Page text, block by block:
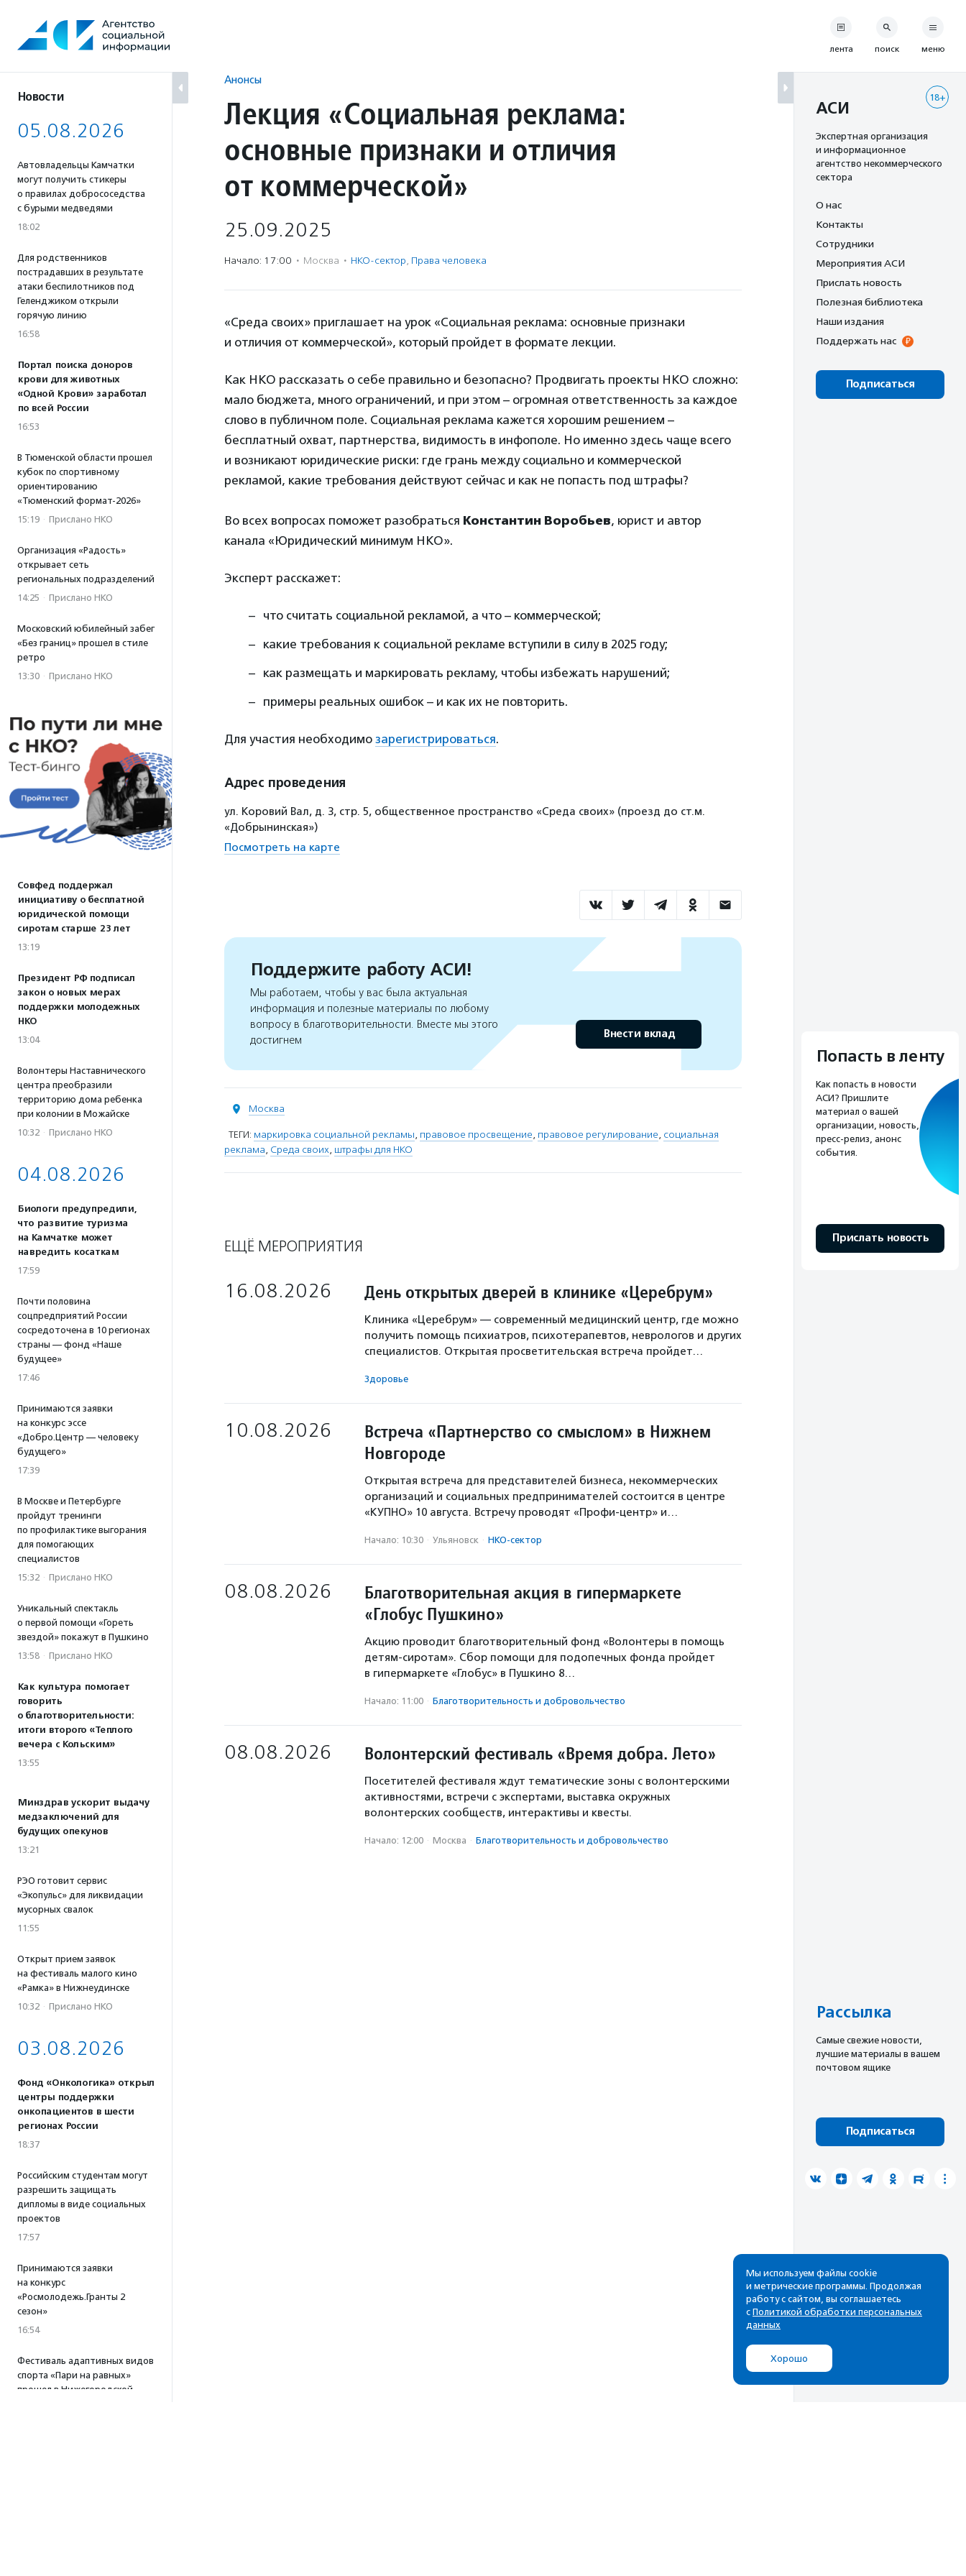
содержанию
Новости
05.08.2026
Автовладельцы Камчатки
могут получить стикеры
о правилах добрососедства
с бурыми медведями
18:02
Для родственников
пострадавших в результате
атаки беспилотников под
Геленджиком открыли
горячую линию
16:58
Портал поиска доноров
крови для животных
«Одной Крови» заработал
по всей России
16:53
В Тюменской области прошел
кубок по спортивному
ориентированию
«Тюменский формат-2026»
15:19 · Прислано НКО
Организация «Радость»
открывает сеть
региональных подразделений
14:25 · Прислано НКО
Московский юбилейный забег
«Без границ» прошел в стиле
ретро
13:30 · Прислано НКО
Совфед поддержал
инициативу о бесплатной
юридической помощи
сиротам старше 23 лет
13:19
Президент РФ подписал
закон о новых мерах
поддержки молодежных
НКО
13:04
Волонтеры Наставнического
центра преобразили
территорию дома ребенка
при колонии в Можайске
10:32 · Прислано НКО
04.08.2026
Биологи предупредили,
что развитие туризма
на Камчатке может
навредить косаткам
17:59
Почти половина
соцпредприятий России
сосредоточена в 10 регионах
страны — фонд «Наше
будущее»
17:46
Принимаются заявки
на конкурс эссе
«Добро.Центр — человеку
будущего»
17:39
В Москве и Петербурге
пройдут тренинги
по профилактике выгорания
для помогающих
специалистов
15:32 · Прислано НКО
Уникальный спектакль
о первой помощи «Гореть
звездой» покажут в Пушкино
13:58 · Прислано НКО
Как культура помогает
говорить
о благотворительности:
итоги второго «Теплого
вечера с Кольским»
13:55
Минздрав ускорит выдачу
медзаключений для
будущих опекунов
13:21
РЭО готовит сервис
«Экопульс» для ликвидации
мусорных свалок
11:55
Открыт прием заявок
на фестиваль малого кино
«Рамка» в Нижнеудинске
10:32 · Прислано НКО
03.08.2026
Фонд «Онкологика» открыл
центры поддержки
онкопациентов в шести
регионах России
18:37
Российским студентам могут
разрешить защищать
дипломы в виде социальных
проектов
17:57
Принимаются заявки
на конкурс
«Росмолодежь.Гранты 2
сезон»
16:54
Фестиваль адаптивных видов
спорта «Пари на равных»
прошел в Нижегородской
Анонсы
Лекция «Социальная реклама:
основные признаки и отличия
от коммерческой»
25.09.2025
Начало: 17:00 · Москва · НКО-сектор, Права человека
«Среда своих» приглашает на урок «Социальная реклама: основные признаки
и отличия от коммерческой», который пройдет в формате лекции.
Как НКО рассказать о себе правильно и безопасно? Продвигать проекты НКО сложно:
мало бюджета, много ограничений, и при этом – огромная ответственность за каждое
слово в публичном поле. Социальная реклама кажется хорошим решением –
бесплатный охват, партнерства, видимость в инфополе. Но именно здесь чаще всего
и возникают юридические риски: где грань между социально и коммерческой
рекламой, какие требования действуют сейчас и как не попасть под штрафы?
Во всех вопросах поможет разобраться Константин Воробьев, юрист и автор
канала «Юридический минимум НКО».
Эксперт расскажет:
что считать социальной рекламой, а что – коммерческой;
какие требования к социальной рекламе вступили в силу в 2025 году;
как размещать и маркировать рекламу, чтобы избежать нарушений;
примеры реальных ошибок – и как их не повторить.
Для участия необходимо зарегистрироваться.
Адрес проведения
ул. Коровий Вал, д. 3, стр. 5, общественное пространство «Среда своих» (проезд до ст.м.
«Добрынинская»)
Посмотреть на карте
Поддержите работу АСИ!
Мы работаем, чтобы у вас была актуальная
информация и полезные материалы по любому
вопросу в благотворительности. Вместе мы этого
достигнем
Внести вклад
Москва
ТЕГИ: маркировка социальной рекламы, правовое просвещение, правовое регулирование, социальная
реклама, Среда своих, штрафы для НКО
ЕЩЁ МЕРОПРИЯТИЯ
16.08.2026 День открытых дверей в клинике «Церебрум»
Клиника «Церебрум» — современный медицинский центр, где можно
получить помощь психиатров, психотерапевтов, неврологов и других
специалистов. Открытая просветительская встреча пройдет…
Здоровье
10.08.2026
Встреча «Партнерство со смыслом» в Нижнем
Новгороде
Открытая встреча для представителей бизнеса, некоммерческих
организаций и социальных предпринимателей состоится в центре
«КУПНО» 10 августа. Встречу проводят «Профи-центр» и…
Начало: 10:30 · Ульяновск · НКО-сектор
08.08.2026
Благотворительная акция в гипермаркете
«Глобус Пушкино»
Акцию проводит благотворительный фонд «Волонтеры в помощь
детям-сиротам». Сбор помощи для подопечных фонда пройдет
в гипермаркете «Глобус» в Пушкино 8…
Начало: 11:00 · Благотвори­тель­ность и доброволь­чест­во
08.08.2026 Волонтерский фестиваль «Время добра. Лето»
Посетителей фестиваля ждут тематические зоны с волонтерскими
активностями, встречи с экспертами, выставка окружных
волонтерских сообществ, интерактивы и квесты.
Начало: 12:00 · Москва · Благотвори­тель­ность и доброволь­чест­во
лента поиск меню
18+
АСИ
Экспертная организация
и информационное
агентство некоммерческого
сектора
О нас
Контакты
Сотрудники
Мероприятия АСИ
Прислать новость
Полезная библиотека
Наши издания
Поддержать нас
Подписаться
Попасть в ленту
Как попасть в новости
АСИ? Пришлите
материал о вашей
организации, новость,
пресс-релиз, анонс
события.
Прислать новость
Рассылка
Cамые свежие новости,
лучшие материалы в вашем
почтовом ящике
Подписаться
Мы используем файлы cookie
и метрические программы. Продолжая
работу с сайтом, вы соглашаетесь
с Политикой обработки персональных
данных
Хорошо